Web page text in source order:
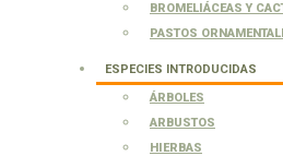
BROMELIÁCEAS Y
PASTOS
ESPECIES INTRODUCIDAS
ÁRBOLES
ARBUSTOS
HIERBAS